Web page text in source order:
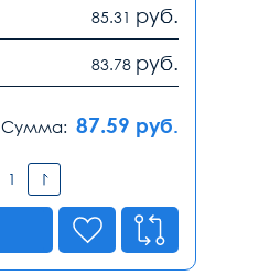
85.31 руб.
83.78 руб.
Сумма: 87.59 руб.